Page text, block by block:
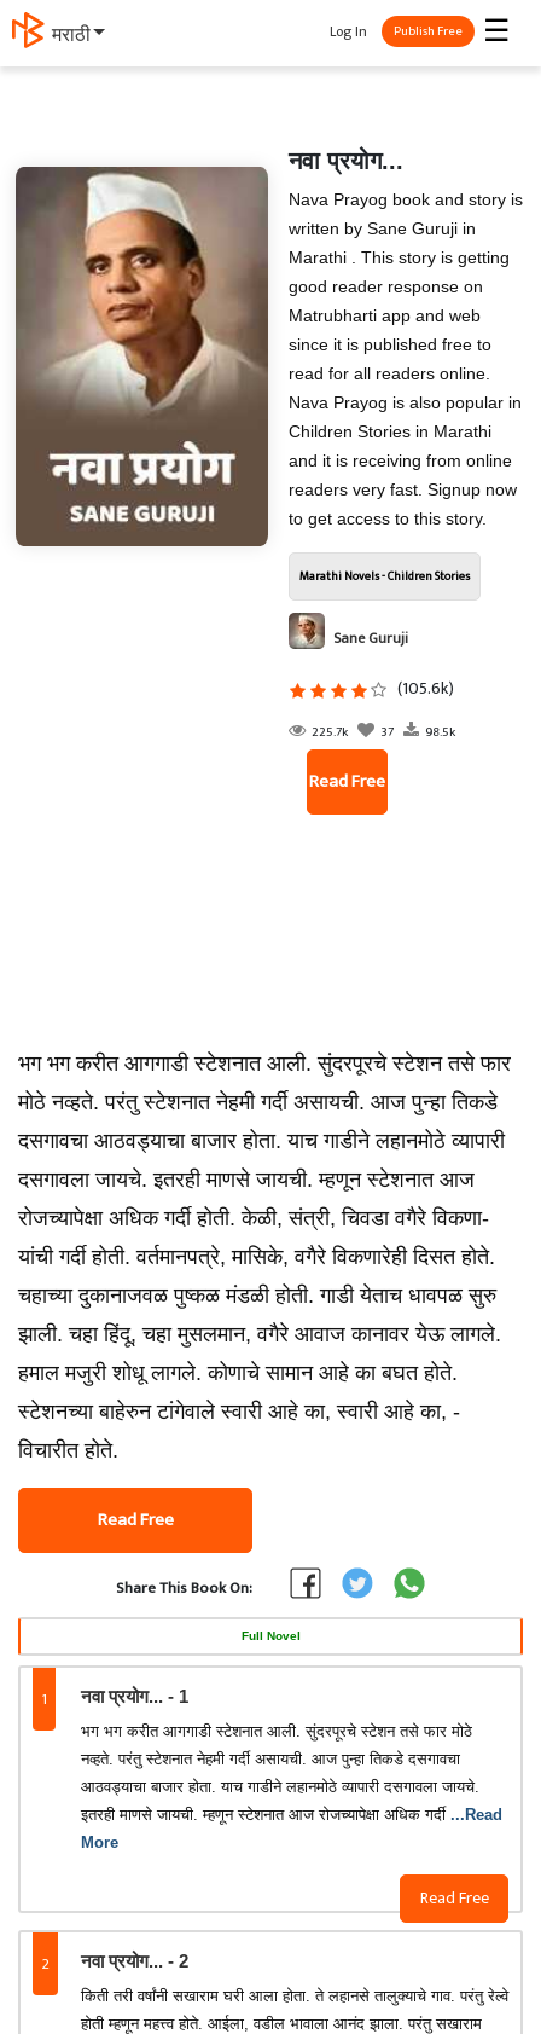
मराठी ☰
Log In Publish Free
नवा प्रयोग...
Nava Prayog book and story is
written by Sane Guruji in
Marathi . This story is getting
good reader response on
Matrubharti app and web
since it is published free to
read for all readers online.
Nava Prayog is also popular in
Children Stories in Marathi
and it is receiving from online
readers very fast. Signup now
to get access to this story.
Marathi Novels - Children Stories
Sane Guruji
(105.6k)
225.7k 37 98.5k
Read Free
भग भग करीत आगगाडी स्टेशनात आली. सुंदरपूरचे स्टेशन तसे फार
मोठे नव्हते. परंतु स्टेशनात नेहमी गर्दी असायची. आज पुन्हा तिकडे
दसगावचा आठवड्याचा बाजार होता. याच गाडीने लहानमोठे व्यापारी
दसगावला जायचे. इतरही माणसे जायची. म्हणून स्टेशनात आज
रोजच्यापेक्षा अधिक गर्दी होती. केळी, संत्री, चिवडा वगैरे विकणा-
यांची गर्दी होती. वर्तमानपत्रे, मासिके, वगैरे विकणारेही दिसत होते.
चहाच्या दुकानाजवळ पुष्कळ मंडळी होती. गाडी येताच धावपळ सुरु
झाली. चहा हिंदू, चहा मुसलमान, वगैरे आवाज कानावर येऊ लागले.
हमाल मजुरी शोधू लागले. कोणाचे सामान आहे का बघत होते.
स्टेशनच्या बाहेरुन टांगेवाले स्वारी आहे का, स्वारी आहे का, -
विचारीत होते.
Read Free
Share This Book On:
Full Novel
1 नवा प्रयोग... - 1
Read Free
भग भग करीत आगगाडी स्टेशनात आली. सुंदरपूरचे स्टेशन तसे फार मोठे
नव्हते. परंतु स्टेशनात नेहमी गर्दी असायची. आज पुन्हा तिकडे दसगावचा
आठवड्याचा बाजार होता. याच गाडीने लहानमोठे व्यापारी दसगावला जायचे.
इतरही माणसे जायची. म्हणून स्टेशनात आज रोजच्यापेक्षा अधिक गर्दी ...Read
More
2 नवा प्रयोग... - 2
किती तरी वर्षांनी सखाराम घरी आला होता. ते लहानसे तालुक्याचे गाव. परंतु रेल्वे
होती म्हणून महत्त्व होते. आईला, वडील भावाला आनंद झाला. परंतु सखाराम